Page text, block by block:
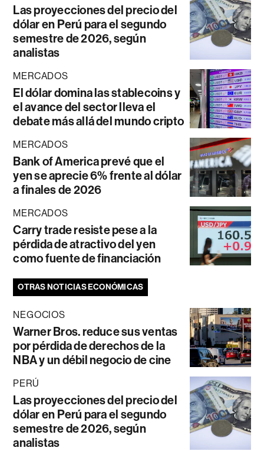
Las proyecciones del precio del
dólar en Perú para el segundo
semestre de 2026, según
analistas
MERCADOS
El dólar domina las stablecoins y
el avance del sector lleva el
debate más allá del mundo cripto
MERCADOS
Bank of America prevé que el
yen se aprecie 6% frente al dólar
a finales de 2026
MERCADOS
Carry trade resiste pese a la
pérdida de atractivo del yen
como fuente de financiación
OTRAS NOTICIAS ECONÓMICAS
NEGOCIOS
Warner Bros. reduce sus ventas
por pérdida de derechos de la
NBA y un débil negocio de cine
PERÚ
Las proyecciones del precio del
dólar en Perú para el segundo
semestre de 2026, según
analistas